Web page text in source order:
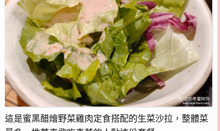
這是蜜黑醋燴野菜雞肉定食搭配的生菜沙拉，整體菜